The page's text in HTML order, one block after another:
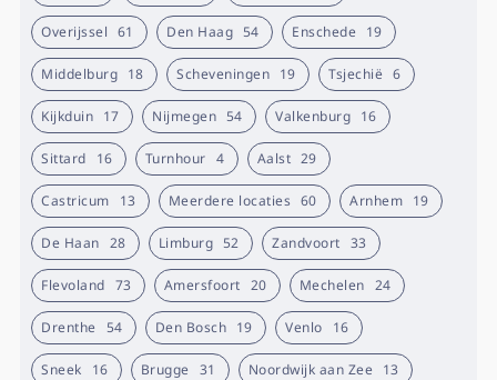
Overijssel 61 Den Haag 54 Enschede 19
Middelburg 18 Scheveningen 19 Tsjechië 6
Kijkduin 17 Nijmegen 54 Valkenburg 16
Sittard 16 Turnhour 4 Aalst 29
Castricum 13 Meerdere locaties 60 Arnhem 19
De Haan 28 Limburg 52 Zandvoort 33
Flevoland 73 Amersfoort 20 Mechelen 24
Drenthe 54 Den Bosch 19 Venlo 16
Sneek 16 Brugge 31 Noordwijk aan Zee 13